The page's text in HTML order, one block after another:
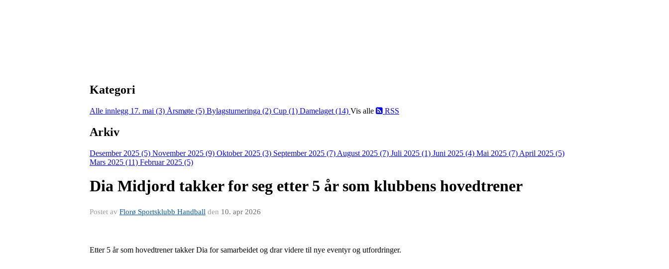
Kategori
Alle innlegg 17. mai (3) Årsmøte (5) Bylagsturneringa (2) Cup (1) Damelaget (14) Vis alle RSS
Arkiv
Desember 2025 (5) November 2025 (9) Oktober 2025 (3) September 2025 (7) August 2025 (7) Juli 2025 (1) Juni 2025 (4) Mai 2025 (7) April 2025 (5)
Mars 2025 (11) Februar 2025 (5)
Dia Midjord takker for seg etter 5 år som klubbens hovedtrener
Postet av Florø Sportsklubb Handball den 10. apr 2026
Etter 5 år som hovedtrener takker Dia for samarbeidet og drar videre til nye eventyr og utfordringer.